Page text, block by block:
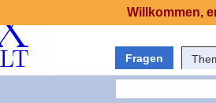
Fragen
Willkommen,